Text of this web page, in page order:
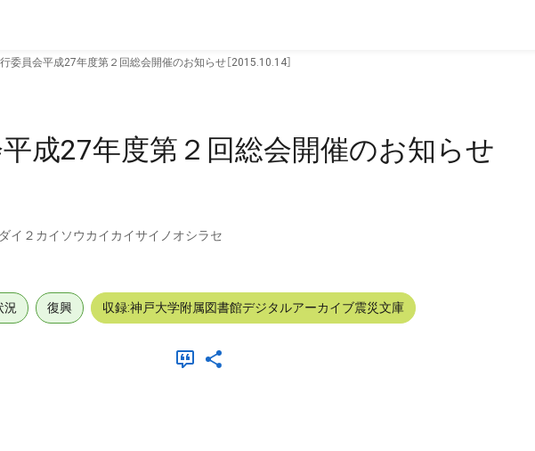
委員会平成27年度第２回総会開催のお知らせ［2015.10.14］
成27年度第２回総会開催のお知らせ
イ２カイソウカイカイサイノオシラセ
況 復興 収録:神戸大学附属図書館デジタルアーカイブ震災文庫